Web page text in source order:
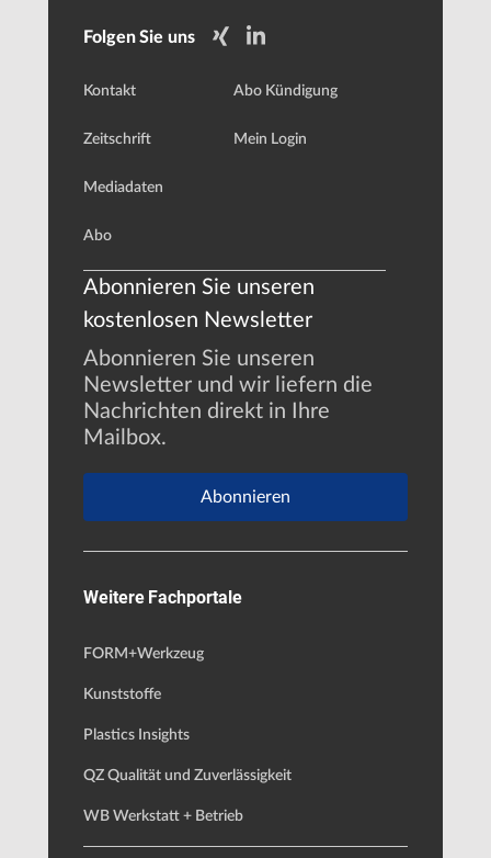
Folgen Sie uns
Kontakt
Zeitschrift
Mediadaten
Abo
Abo Kündigung
Mein Login
Abonnieren Sie unseren
kostenlosen Newsletter
Abonnieren Sie unseren
Newsletter und wir liefern die
Nachrichten direkt in Ihre
Mailbox.
Abonnieren
Weitere Fachportale
FORM+Werkzeug
Kunststoffe
Plastics Insights
QZ Qualität und Zuverlässigkeit
WB Werkstatt + Betrieb